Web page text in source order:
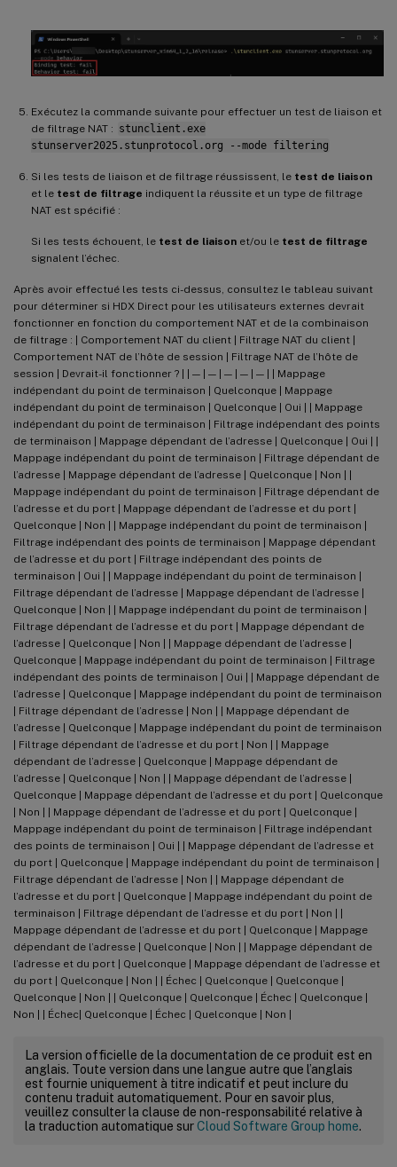
Exécutez la commande suivante pour effectuer un test de liaison et
de filtrage NAT : stunclient.exe
stunserver2025.stunprotocol.org --mode filtering
Si les tests de liaison et de filtrage réussissent, le test de liaison
et le test de filtrage indiquent la réussite et un type de filtrage
NAT est spécifié :
Si les tests échouent, le test de liaison et/ou le test de filtrage
signalent l’échec.
Après avoir effectué les tests ci-dessus, consultez le tableau suivant
pour déterminer si HDX Direct pour les utilisateurs externes devrait
fonctionner en fonction du comportement NAT et de la combinaison
de filtrage : | Comportement NAT du client | Filtrage NAT du client |
Comportement NAT de l’hôte de session | Filtrage NAT de l’hôte de
session | Devrait-il fonctionner ? | | — | — | — | — | — | | Mappage
indépendant du point de terminaison | Quelconque | Mappage
indépendant du point de terminaison | Quelconque | Oui | | Mappage
indépendant du point de terminaison | Filtrage indépendant des points
de terminaison | Mappage dépendant de l’adresse | Quelconque | Oui | |
Mappage indépendant du point de terminaison | Filtrage dépendant de
l’adresse | Mappage dépendant de l’adresse | Quelconque | Non | |
Mappage indépendant du point de terminaison | Filtrage dépendant de
l’adresse et du port | Mappage dépendant de l’adresse et du port |
Quelconque | Non | | Mappage indépendant du point de terminaison |
Filtrage indépendant des points de terminaison | Mappage dépendant
de l’adresse et du port | Filtrage indépendant des points de
terminaison | Oui | | Mappage indépendant du point de terminaison |
Filtrage dépendant de l’adresse | Mappage dépendant de l’adresse |
Quelconque | Non | | Mappage indépendant du point de terminaison |
Filtrage dépendant de l’adresse et du port | Mappage dépendant de
l’adresse | Quelconque | Non | | Mappage dépendant de l’adresse |
Quelconque | Mappage indépendant du point de terminaison | Filtrage
indépendant des points de terminaison | Oui | | Mappage dépendant de
l’adresse | Quelconque | Mappage indépendant du point de terminaison
| Filtrage dépendant de l’adresse | Non | | Mappage dépendant de
l’adresse | Quelconque | Mappage indépendant du point de terminaison
| Filtrage dépendant de l’adresse et du port | Non | | Mappage
dépendant de l’adresse | Quelconque | Mappage dépendant de
l’adresse | Quelconque | Non | | Mappage dépendant de l’adresse |
Quelconque | Mappage dépendant de l’adresse et du port | Quelconque
| Non | | Mappage dépendant de l’adresse et du port | Quelconque |
Mappage indépendant du point de terminaison | Filtrage indépendant
des points de terminaison | Oui | | Mappage dépendant de l’adresse et
du port | Quelconque | Mappage indépendant du point de terminaison |
Filtrage dépendant de l’adresse | Non | | Mappage dépendant de
l’adresse et du port | Quelconque | Mappage indépendant du point de
terminaison | Filtrage dépendant de l’adresse et du port | Non | |
Mappage dépendant de l’adresse et du port | Quelconque | Mappage
dépendant de l’adresse | Quelconque | Non | | Mappage dépendant de
l’adresse et du port | Quelconque | Mappage dépendant de l’adresse et
du port | Quelconque | Non | | Échec | Quelconque | Quelconque |
Quelconque | Non | | Quelconque | Quelconque | Échec | Quelconque |
Non | | Échec| Quelconque | Échec | Quelconque | Non |
La version officielle de la documentation de ce produit est en
anglais. Toute version dans une langue autre que l’anglais
est fournie uniquement à titre indicatif et peut inclure du
contenu traduit automatiquement. Pour en savoir plus,
veuillez consulter la clause de non-responsabilité relative à
la traduction automatique surCloud Software Group home.